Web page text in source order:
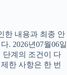
한 내용과 최종 안
. 2026년07월06일
단계의 조건이 다
한 사항은 한 번